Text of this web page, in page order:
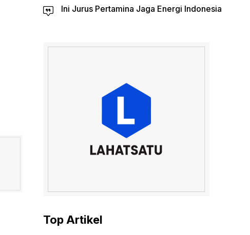
Ini Jurus Pertamina Jaga Energi Indonesia
Top Artikel